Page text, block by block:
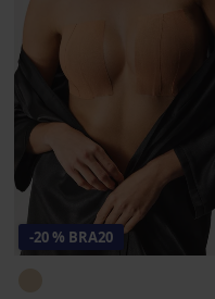
-20 % BRA20